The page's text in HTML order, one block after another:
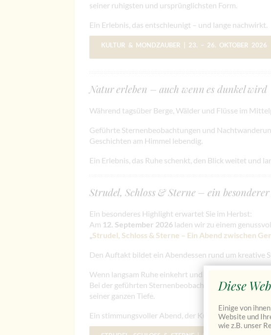
seiner ruhigsten und ursprünglichsten Form.
Ein Erlebnis, das entschleunigt – und lange nachwirkt.
KULTUR & MONDZAUBER | 23. – 26. OKTOBER 2026
Natur erleben – auch wenn es dunkel wird
Während tagsüber Berge, Wälder und Flüsse im
Geführte Sternenbeobachtungen und
Geschichten am Himmel lebendig.
Ein Erlebnis, das Ruhe schenkt, den Blick weitet und
Strudel, Schloss & Sterne – ein
Ein besonderes Highlight erwartet Sie im Herbst:
Am 12. September 2026 laden wir zu einem
„Strudel, Schloss & Sterne – Ein Abend zwischen
Den Auftakt bildet ein Abendessen rund um kreative
Wenn langsam Ruhe einkehrt und die Nacht
Bei der geführten Sternenbeobachtung mit
seiner ganzen Tiefe.
Ein stimmungsvoller Abend, der Kulinarik, Natur und
Diese
Einige von
Website und
wie z.B. unser